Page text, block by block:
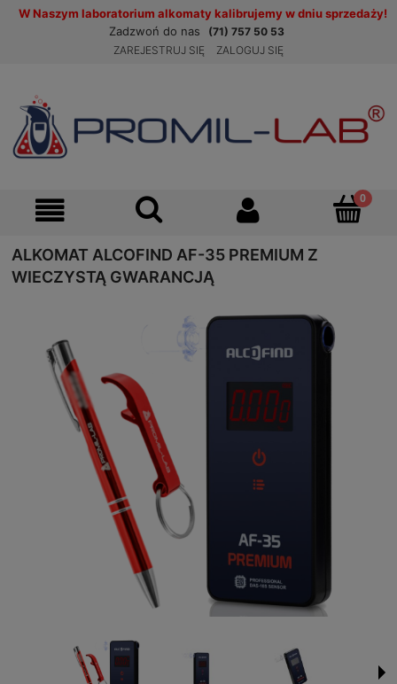
W Naszym laboratorium alkomaty kalibrujemy w dniu sprzedaży!
Zadzwoń do nas
(71) 757 50 53
ZAREJESTRUJ SIĘ
ZALOGUJ SIĘ
ALKOMAT ALCOFIND AF-35 PREMIUM Z
WIECZYSTĄ GWARANCJĄ